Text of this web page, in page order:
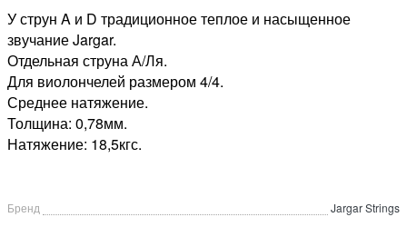
У струн A и D традиционное теплое и насыщенное
звучание Jargar.
Отдельная струна А/Ля.
Для виолончелей размером 4/4.
Среднее натяжение.
Толщина: 0,78мм.
Натяжение: 18,5кгс.
Бренд Jargar Strings